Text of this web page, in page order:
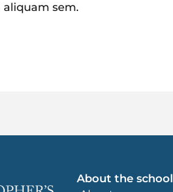
sem.
About the school